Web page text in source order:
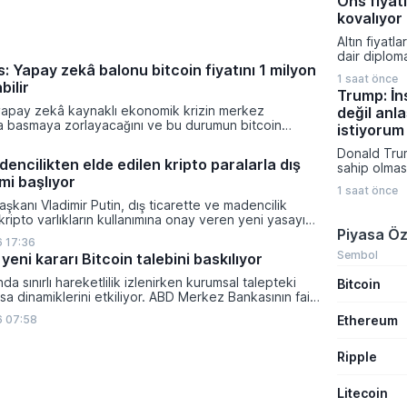
Yapay zekâ balonu bitcoin fiyatını 1 milyon
zekâ kaynaklı ekonomik krizin merkez
basmaya zorlayacağını ve bu durumun bitcoin
kredi krizinin küresel likidite artışına yol
ve bitcoinin bu süreçte en hızlı tepki veren varlık
elde edilen kripto paralarla dış
başlıyor
Vladimir Putin, dış ticarette ve madencilik
varlıkların kullanımına onay veren yeni yasayı
bu düzenleme çerçevesinde madencilikten
paraların belirli şartlar altında dolaşımına ve menkul
kullanılmasına olanak sağlanıyor.
17:36
kararı Bitcoin talebini baskılıyor
sınırlı hareketlilik izlenirken kurumsal talepteki
dinamiklerini etkiliyor. ABD Merkez Bankasının faiz
dar bantta seyreden kripto para birimi, düzenleme
belirsizliklerle baskı altında kalmaya devam ediyor.
07:58
Sundar
duyurulan
birlikte
geliştirme
kovalıyor
Altın
dair
yükselişini
taşıyarak
ulaştı. Spot
4.265
ederken
ABD'den
verilerine
1 saat önce
Trump:
değil
istiyorum
Donald
sahip
yapmayı
yönelik
Başkanı,
saldırıları
1 saat önce
Piyasa
Sembol
Bitcoin
Ethereum
Ripple
Litecoin